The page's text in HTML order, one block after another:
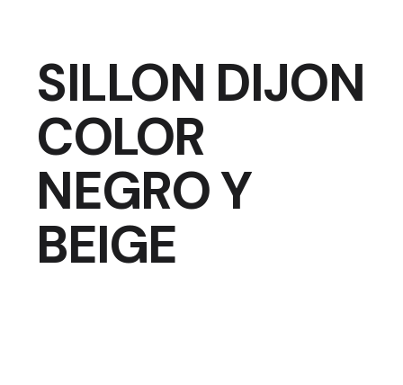
SILLON DIJON
COLOR
NEGRO Y
BEIGE